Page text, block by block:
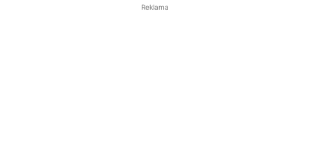
Reklama